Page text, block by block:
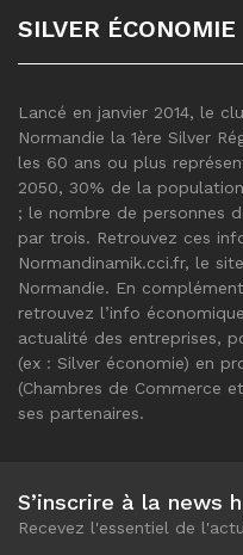
SILVER ÉCONOMIE
Lancé en janvier 2014, le
Normandie la 1ère Silver
les 60 ans ou plus
2050, 30% de la
; le nombre de personnes
par trois. Retrouvez ces
Normandinamik.cci.fr, le
Normandie. En
retrouvez l’info
actualité des entreprises,
(ex : Silver économie) en
(Chambres de Commerce
ses partenaires.
S’inscrire à la news
Recevez l'essentiel de